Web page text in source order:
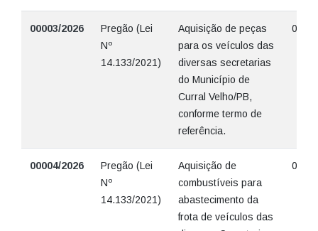
00003/2026
Pregão (Lei
Nº
14.133/2021)
Aquisição de peças
para os veículos das
diversas secretarias
do Município de
Curral Velho/PB,
conforme termo de
referência.
07/
00004/2026
Pregão (Lei
Nº
14.133/2021)
Aquisição de
combustíveis para
abastecimento da
frota de veículos das
07/